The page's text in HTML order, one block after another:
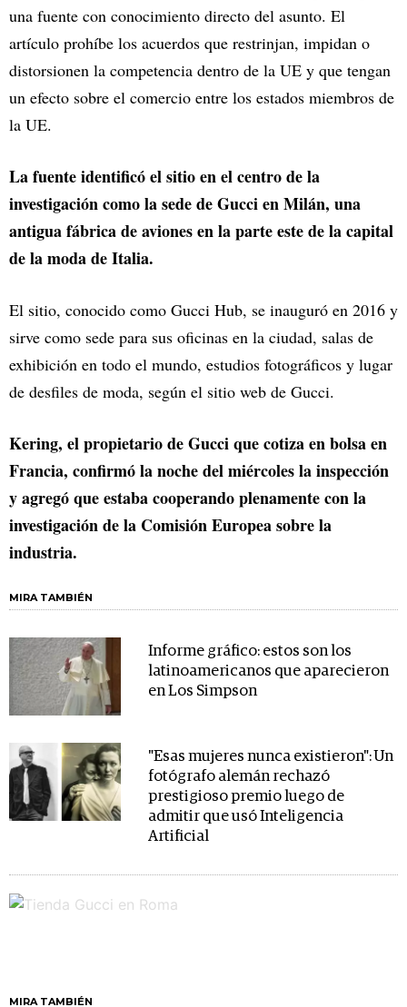
una fuente con conocimiento directo del asunto. El
artículo prohíbe los acuerdos que restrinjan, impidan o
distorsionen la competencia dentro de la UE y que tengan
un efecto sobre el comercio entre los estados miembros de
la UE.
La fuente identificó el sitio en el centro de la
investigación como la sede de Gucci en Milán, una
antigua fábrica de aviones en la parte este de la capital
de la moda de Italia.
El sitio, conocido como Gucci Hub, se inauguró en 2016 y
sirve como sede para sus oficinas en la ciudad, salas de
exhibición en todo el mundo, estudios fotográficos y lugar
de desfiles de moda, según el sitio web de Gucci.
Kering, el propietario de Gucci que cotiza en bolsa en
Francia, confirmó la noche del miércoles la inspección
y agregó que estaba cooperando plenamente con la
investigación de la Comisión Europea sobre la
industria.
MIRA TAMBIÉN
Informe gráfico: estos son los
latinoamericanos que aparecieron
en Los Simpson
"Esas mujeres nunca existieron": Un
fotógrafo alemán rechazó
prestigioso premio luego de
admitir que usó Inteligencia
Artificial
MIRA TAMBIÉN